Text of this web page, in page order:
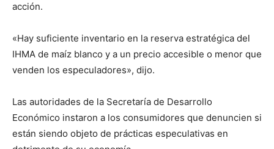
acción.
«Hay suficiente inventario en la reserva estratégica del
IHMA de maíz blanco y a un precio accesible o menor que
venden los especuladores», dijo.
Las autoridades de la Secretaría de Desarrollo
Económico instaron a los consumidores que denuncien si
están siendo objeto de prácticas especulativas en